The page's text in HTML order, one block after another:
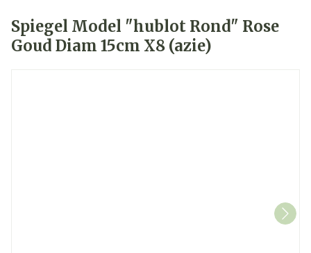
Spiegel Model "hublot Rond" Rose
Goud Diam 15cm X8 (azie)